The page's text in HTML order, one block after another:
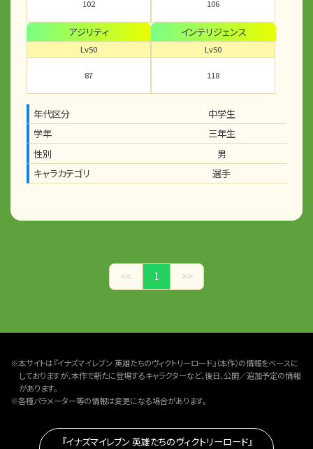
102 106
アジリティ
Lv50
87
インテリジェンス
Lv50
118
年代区分
中学生
学年
三年生
性別
男
キャラカテゴリ
選手
<< 1 >>
※本サイトは『イナズマイレブン 英雄たちのヴィクトリーロード』（本作）の情報をベースに
しておりますが、本作で新たに登場するキャラクターなど、後日、公開／追加予定の情報
があります。
※各種パラメーター等の情報は変更になる場合があります。
『イナズマイレブン 英雄たちのヴィクトリーロード』